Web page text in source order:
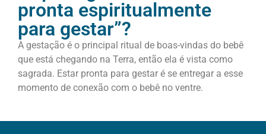
pronta espiritualmente
para gestar”?
A gestação é o principal ritual de boas-vindas do bebê
que está chegando na Terra, então ela é vista como
sagrada. Estar pronta para gestar é se entregar a esse
momento de conexão com o bebê no ventre.